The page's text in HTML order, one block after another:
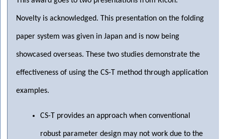
Novelty is acknowledged. This presentation on the folding
paper system was given in Japan and is now being
showcased overseas. These two studies demonstrate the
effectiveness of using the CS-T method through application
examples.
CS-T provides an approach when conventional
robust parameter design may not work due to the